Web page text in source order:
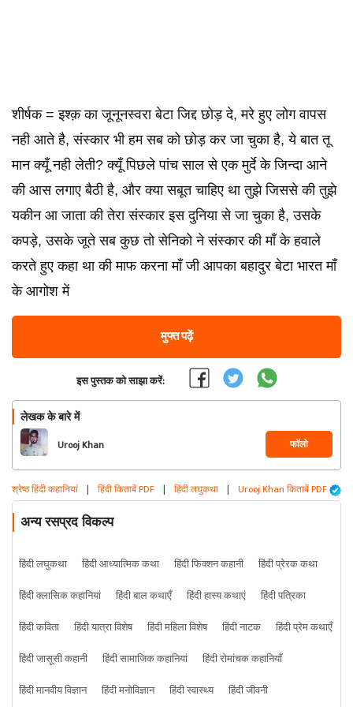
शीर्षक = इश्क़ का जूनूनस्वरा बेटा जिद्द छोड़ दे, मरे हुए लोग वापस
नही आते है, संस्कार भी हम सब को छोड़ कर जा चुका है, ये बात तू
मान क्यूँ नही लेती? क्यूँ पिछले पांच साल से एक मुर्दे के जिन्दा आने
की आस लगाए बैठी है, और क्या सबूत चाहिए था तुझे जिससे की तुझे
यकीन आ जाता की तेरा संस्कार इस दुनिया से जा चुका है, उसके
कपड़े, उसके जूते सब कुछ तो सेनिको ने संस्कार की माँ के हवाले
करते हुए कहा था की माफ करना माँ जी आपका बहादुर बेटा भारत माँ
के आगोश में
मुफ्त पढ़ें
इस पुस्तक को साझा करें:
लेखक के बारे में
Urooj Khan फॉलो
श्रेष्ठ हिंदी कहानियां | हिंदी किताबें PDF | हिंदी लघुकथा | Urooj Khan किताबें PDF
अन्य रसप्रद विकल्प
हिंदी लघुकथा हिंदी आध्यात्मिक कथा हिंदी फिक्शन कहानी
हिंदी प्रेरक कथा
हिंदी क्लासिक कहानियां
हिंदी बाल कथाएँ हिंदी हास्य कथाएं
हिंदी पत्रिका
हिंदी कविता
हिंदी यात्रा विशेष हिंदी महिला विशेष हिंदी नाटक
हिंदी प्रेम कथाएँ
हिंदी जासूसी कहानी
हिंदी सामाजिक कहानियां
हिंदी रोमांचक कहानियाँ
हिंदी मानवीय विज्ञान
हिंदी मनोविज्ञान हिंदी स्वास्थ्य हिंदी जीवनी